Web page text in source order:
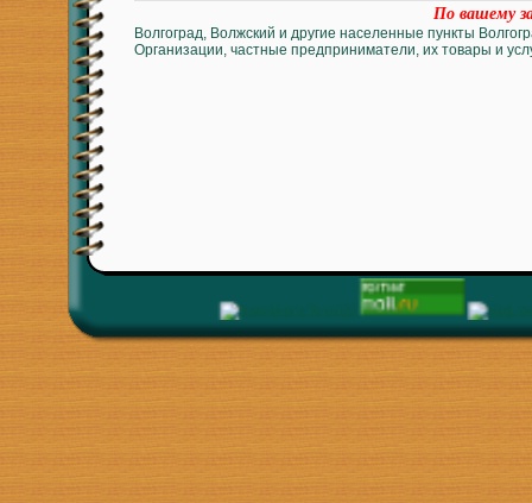
По вашему
Волгоград, Волжский и другие населенные пункты
Организации, частные предприниматели, их товары и